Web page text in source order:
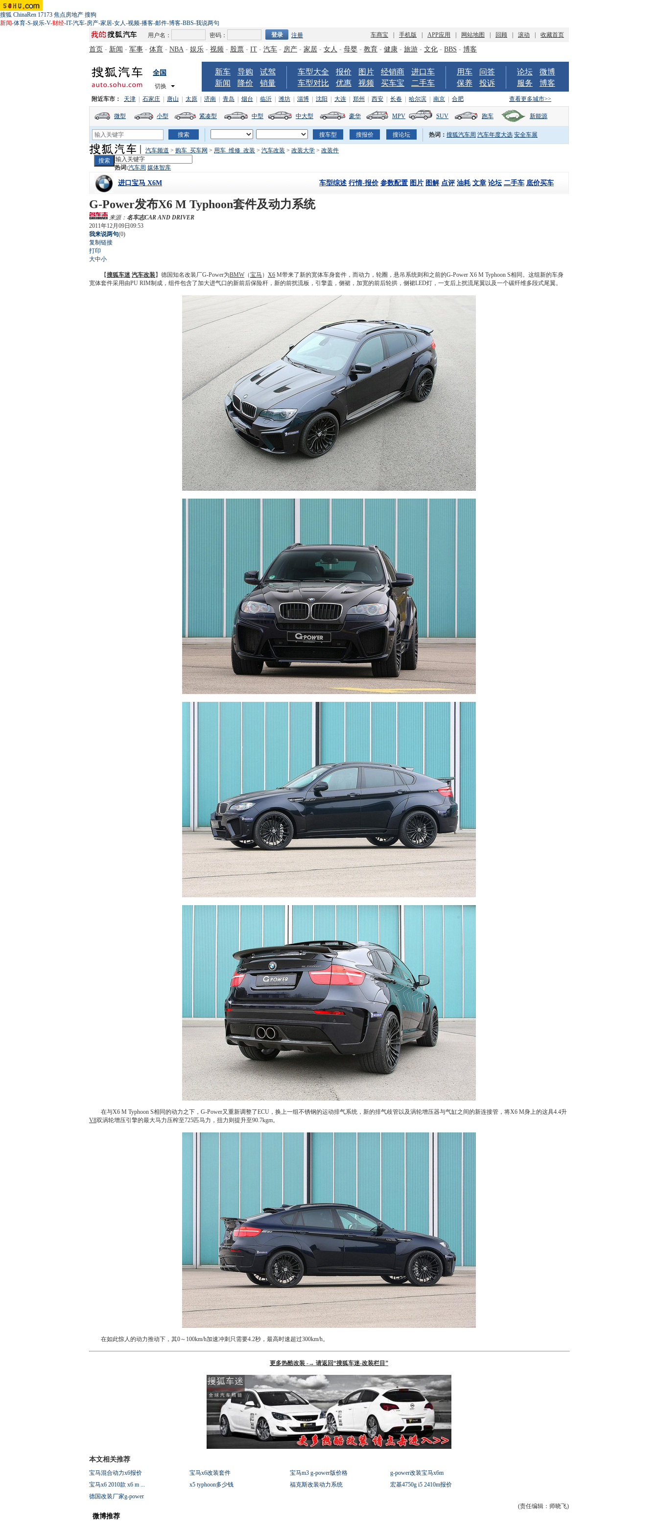
搜狐 ChinaRen 17173 焦点房地产 搜狗
新闻-体育-S-娱乐-V-财经-IT-汽车-房产-家居-女人-视频-播客-邮件-博客-BBS-我说两句
用户名：
密码： 注册 车商宝 手机版 APP应用 网站地图 回顾 滚动 收藏首页
首页 - 新闻 - 军事 - 体育 - NBA - 娱乐 - 视频 - 股票 - IT - 汽车 - 房产 - 家居 - 女人 - 母婴 - 教育 - 健康 - 旅游 - 文化 - BBS - 博客
全国
切换
新车 导购
试驾
新闻
降价 销量
车型大全 报价 图片 经销商
进口车
车型对比
优惠 视频 买车宝 二手车
用车
问答
保养
投诉
论坛
微博
服务
博客
查看更多城市>>
附近车市： 天津 石家庄 唐山 太原 济南 青岛 烟台 临沂 潍坊 淄博 沈阳 大连 郑州 西安 长春 哈尔滨 南京 合肥
微型 小型 紧凑型 中型 中大型 豪华 MPV SUV 跑车 新能源
热词： 搜狐汽车周 汽车年度大选 安全车展
汽车频道 > 购车_买车网 > 用车_维修_改装 > 汽车改装 > 改装大学 > 改装件
热词:汽车周 媒体智库
车型综述 行情-报价 参数配置 图片 图解 点评 油耗 文章 论坛 二手车 底价买车
进口宝马 X6M
G-Power发布X6 M Typhoon套件及动力系统
来源： 名车志CAR AND DRIVER
2011年12月09日09:53
我来说两句(0)
复制链接
打印
大中小
【搜狐车迷 汽车改装】德国知名改装厂G-Power为BMW （宝马 ） X6 M带来了新的宽体车身套件，而动力，轮圈，悬吊系统则和之前的G-Power X6 M Typhoon S相同。这组新的车身
宽体套件采用由PU RIM制成，组件包含了加大进气口的新前后保险杆，新的前扰流板，引擎盖，侧裙，加宽的前后轮拱，侧裙LED灯，一支后上扰流尾翼以及一个碳纤维多段式尾翼。
在与X6 M Typhoon S相同的动力之下，G-Power又重新调整了ECU，换上一组不锈钢的运动排气系统，新的排气歧管以及涡轮增压器与气缸之间的新连接管，将X6 M身上的这具4.4升
V8双涡轮增压引擎的最大马力压榨至725匹马力，扭力则提升至90.7kgm。
在如此惊人的动力推动下，其0～100km/h加速冲刺只需要4.2秒，最高时速超过300km/h。
更多热酷改装 -→ 请返回“搜狐车迷-改装栏目”
本文相关推荐
宝马混合动力x6报价 宝马x6改装套件 宝马m3 g-power版价格
g-power改装宝马x6m
宝马x6 2010款 x6 m ...
x5 typhoon多少钱 福克斯改装动力系统
宏基4750g i5 2410m报价
德国改装厂家g-power
(责任编辑：师晓飞)
微博推荐